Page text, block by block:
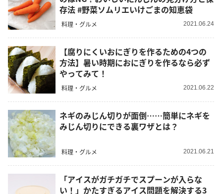
存法 #野菜ソムリエいけごまの知恵袋
料理・グルメ 2021.06.24
【腐りにくいおにぎりを作るための4つの
方法】暑い時期におにぎりを作るなら必ず
やってみて！
料理・グルメ 2021.06.22
ネギのみじん切りが面倒……簡単にネギを
みじん切りにできる裏ワザとは？
料理・グルメ 2021.06.21
「アイスがガチガチでスプーンが入らな
い！」かたすぎるアイス問題を解決する3